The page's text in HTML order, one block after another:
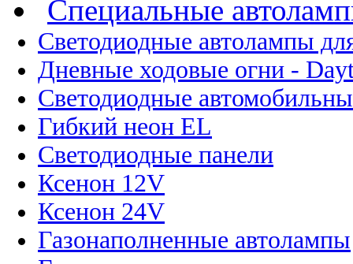
Специальные
Светодиодные автолампы
Дневные ходовые огни -
Светодиодные
Гибкий неон EL
Светодиодные панели
Ксенон 12V
Ксенон 24V
Газонаполненные автолампы